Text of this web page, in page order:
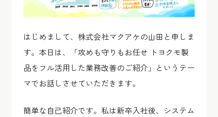
はじめまして、株式会社マクアケの山田と申しま
す。本日は、「攻めも守りもお任せ トヨクモ製
品をフル活用した業務改善のご紹介」というテー
マでお話しさせていただきます。
簡単な自己紹介です。私は新卒入社後、システム